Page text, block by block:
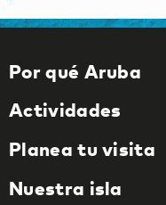
Por qué Aruba
Actividades
Planea tu visita
Nuestra isla